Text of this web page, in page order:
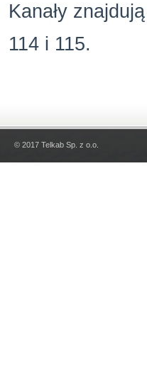
Kanały
114 i 115.
© 2017 Telkab Sp. z o.o.